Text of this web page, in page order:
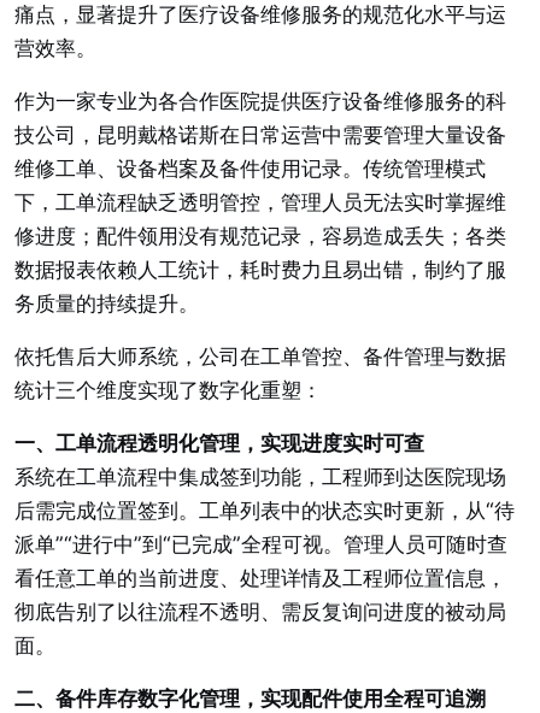
痛点，显著提升了医疗设备维修服务的规范化水平与运
营效率。
作为一家专业为各合作医院提供医疗设备维修服务的科
技公司，昆明戴格诺斯在日常运营中需要管理大量设备
维修工单、设备档案及备件使用记录。传统管理模式
下，工单流程缺乏透明管控，管理人员无法实时掌握维
修进度；配件领用没有规范记录，容易造成丢失；各类
数据报表依赖人工统计，耗时费力且易出错，制约了服
务质量的持续提升。
依托售后大师系统，公司在工单管控、备件管理与数据
统计三个维度实现了数字化重塑：
一、工单流程透明化管理，实现进度实时可查
系统在工单流程中集成签到功能，工程师到达医院现场
后需完成位置签到。工单列表中的状态实时更新，从“待
派单”“进行中”到“已完成”全程可视。管理人员可随时查
看任意工单的当前进度、处理详情及工程师位置信息，
彻底告别了以往流程不透明、需反复询问进度的被动局
面。
二、备件库存数字化管理，实现配件使用全程可追溯